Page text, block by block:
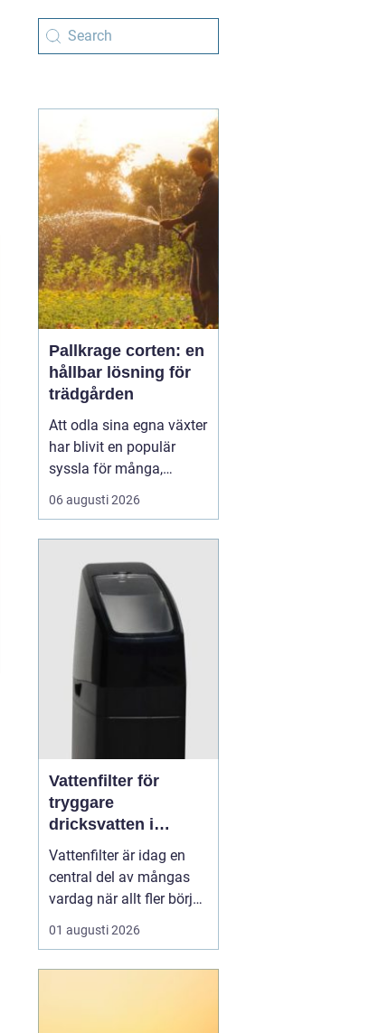
Pallkrage corten: en
hållbar lösning för
trädgården
Att odla sina egna växter
har blivit en populär
syssla för många,
oavsett om det handlar
om att ha en prunkande
balkongträdgård i stan.
En av de mest effektiva
och este...
06 augusti 2026
Vattenfilter för
tryggare
dricksvatten i
vardagen
Vattenfilter är idag en
central del av mångas
vardag när allt fler börjar
fundera på kvaliteten på
vattnet som kommer ur
01 augusti 2026